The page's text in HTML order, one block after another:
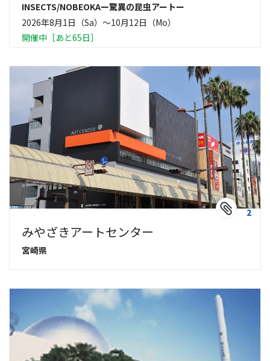
INSECTS/NOBEOKAー驚異の昆虫アートー
2026年8月1日（Sa）〜10月12日（Mo）
開催中［あと65日］
2
みやざきアートセンター
宮崎県